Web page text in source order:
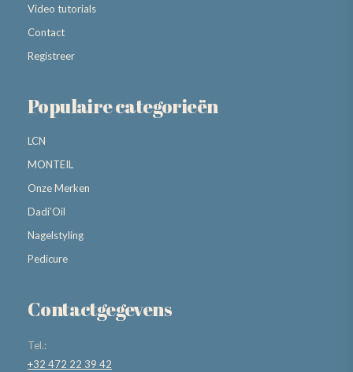
Video tutorials
Contact
Registreer
Populaire categorieën
LCN
MONTEIL
Onze Merken
Dadi’Oil
Nagelstyling
Pedicure
Contactgegevens
Tel.:
+32 472 22 39 42